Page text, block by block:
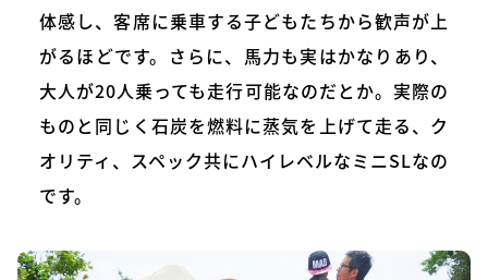
体感し、客席に乗車する子どもたちから歓声が上
がるほどです。さらに、馬力も実はかなりあり、
大人が20人乗っても走行可能なのだとか。実際の
ものと同じく石炭を燃料に蒸気を上げて走る、ク
オリティ、スペック共にハイレベルなミニSLなの
です。